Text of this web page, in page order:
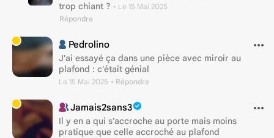
trop chiant ? • Le 15 Mai 2025
Répondre
Pedrolino
J'ai essayé ça dans une pièce avec miroir au
plafond : c'était génial
Le 15 Mai 2025 • Répondre
Jamais2sans3
Il y en a qui s'accroche au porte mais moins
pratique que celle accroché au plafond